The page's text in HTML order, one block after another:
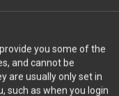
στο
του το 2024,
για τον
του
you some of the
and cannot be
are usually only set in
such as when you login